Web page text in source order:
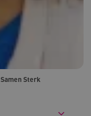
Samen Sterk